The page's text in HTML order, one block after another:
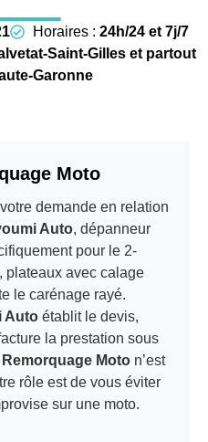
Horaires : 24h/24 et 7j/7
Saint-Gilles et partout
Garonne
Moto
demande en relation
Auto, dépanneur
pour le 2-
plateaux avec calage
le carénage rayé.
Auto établit le devis,
la prestation sous
Remorquage Moto n’est
rôle est de vous éviter
sur une moto.